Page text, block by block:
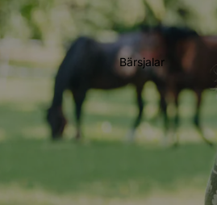
Toddler
(Större barn)
Preschool
Bärsjalar